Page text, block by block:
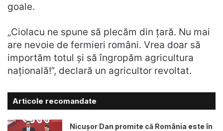
goale.
„Ciolacu ne spune să plecăm din țară. Nu mai
are nevoie de fermieri români. Vrea doar să
importăm totul și să îngropăm agricultura
națională!”, declară un agricultor revoltat.
Articole recomandate
Nicușor Dan promite că România este în